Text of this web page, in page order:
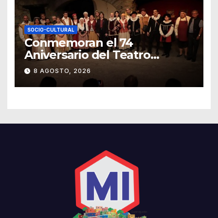
SOCIO-CULTURAL
Conmemoran el 74
Aniversario del Teatro
Universitario con una
representación del
“Retablillo jovial”
8 AGOSTO, 2026